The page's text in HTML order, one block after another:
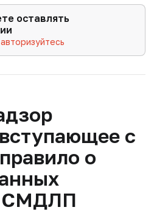
оставлять
авторизуйтесь
с
о
СМДЛП